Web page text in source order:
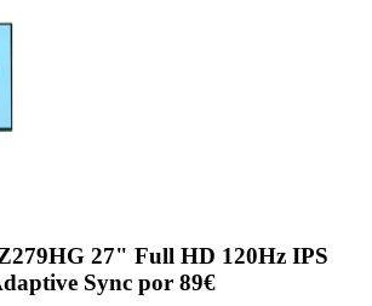
27" Full HD 120Hz IPS
Sync por 89€